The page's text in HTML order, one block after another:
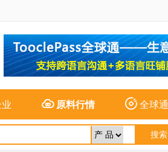
原料行情 全球通